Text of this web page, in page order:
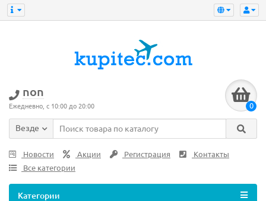
non
Ежедневно, с 10:00 до 20:00 0
Везде
Новости Акции Регистрация
Контакты
Все категории
Категории